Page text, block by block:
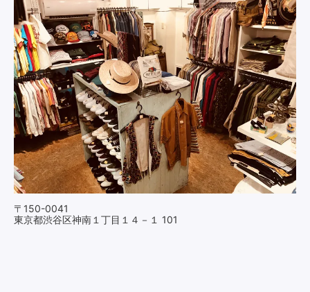
〒150-0041
東京都渋谷区神南１丁目１４－１ 101